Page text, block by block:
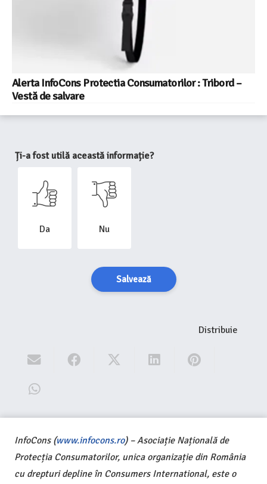
Alerta InfoCons Protectia Consumatorilor : Tribord –
Vestă de salvare
Ți-a fost utilă această informație?
Da Nu
Salvează
Distribuie
InfoCons (www.infocons.ro) – Asociație Națională de
Protecția Consumatorilor, unica organizație din România
cu drepturi depline în Consumers International, este o